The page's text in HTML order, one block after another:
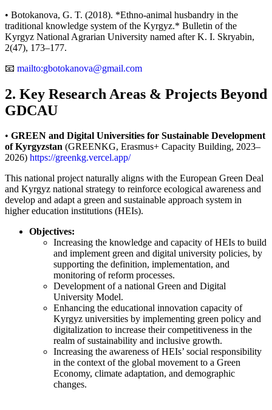
• Botokanova, G. T. (2018). *Ethno-animal husbandry in the
traditional knowledge system of the Kyrgyz.* Bulletin of the
Kyrgyz National Agrarian University named after K. I. Skryabin,
2(47), 173–177.
📧 mailto:gbotokanova@gmail.com
2. Key Research Areas & Projects Beyond
GDCAU
• GREEN and Digital Universities for Sustainable Development
of Kyrgyzstan (GREENKG, Erasmus+ Capacity Building, 2023–
2026) https://greenkg.vercel.app/
This national project naturally aligns with the European Green Deal
and Kyrgyz national strategy to reinforce ecological awareness and
develop and adapt a green and sustainable approach system in
higher education institutions (HEIs).
Objectives:
Increasing the knowledge and capacity of HEIs to build
and implement green and digital university policies, by
supporting the definition, implementation, and
monitoring of reform processes.
Development of a national Green and Digital
University Model.
Enhancing the educational innovation capacity of
Kyrgyz universities by implementing green policy and
digitalization to increase their competitiveness in the
realm of sustainability and inclusive growth.
Increasing the awareness of HEIs’ social responsibility
in the context of the global movement to a Green
Economy, climate adaptation, and demographic
changes.